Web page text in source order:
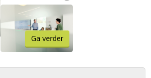
Ga verder